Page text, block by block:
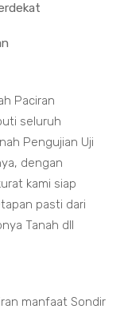
Paciran
seluruh
Pengujian Uji
dengan
kami siap
pasti dari
Tanah dll
manfaat Sondir